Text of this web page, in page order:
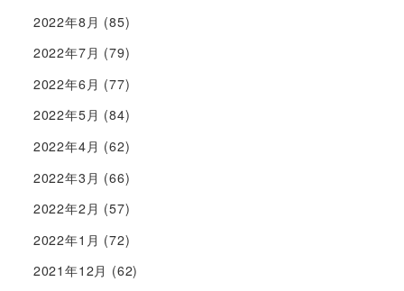
2022年8月 (85)
2022年7月 (79)
2022年6月 (77)
2022年5月 (84)
2022年4月 (62)
2022年3月 (66)
2022年2月 (57)
2022年1月 (72)
2021年12月 (62)